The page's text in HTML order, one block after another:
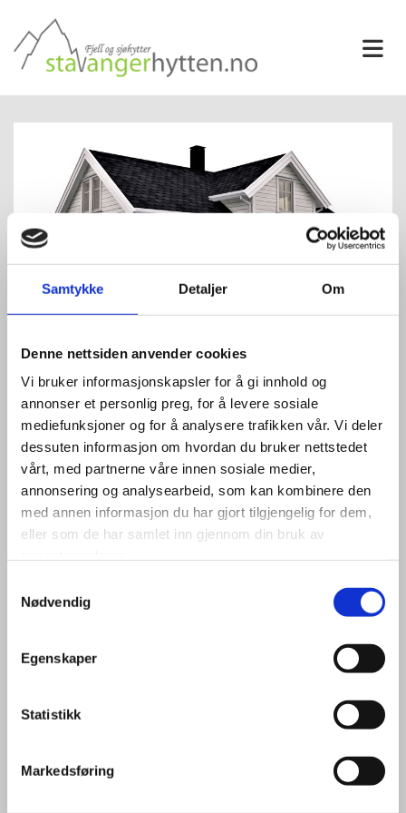
Samtykke Detaljer Om
Denne nettsiden anvender cookies
Vi bruker informasjonskapsler for å gi innhold og
annonser et personlig preg, for å levere sosiale
mediefunksjoner og for å analysere trafikken vår. Vi deler
dessuten informasjon om hvordan du bruker nettstedet
vårt, med partnerne våre innen sosiale medier,
annonsering og analysearbeid, som kan kombinere den
med annen informasjon du har gjort tilgjengelig for dem,
eller som de har samlet inn gjennom din bruk av
Nødvendig
Egenskaper
Statistikk
Markedsføring
Buøy 1
Grunnflate / fotavtrykk 8 0,8 m²
SUM.BYA 87,3 m² - BRA 118,2 m²
Møne H. 6,0 m.og gesims 3,9 m.
Takvinkel 36 °
Buøy er tilnærmet det vi har hos oss som ofte blir omtalt
som et Sørlandshus.Hovedplanet er stort med stue og